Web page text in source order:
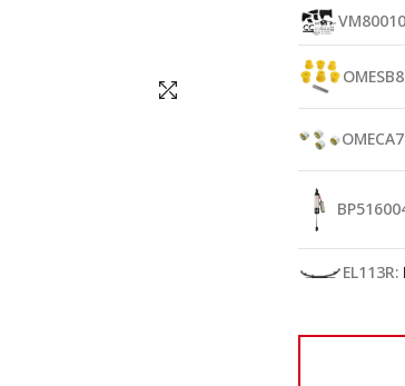
EL113R: